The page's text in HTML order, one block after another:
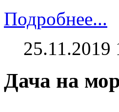
Подробнее...
25.11.2019
Дача на